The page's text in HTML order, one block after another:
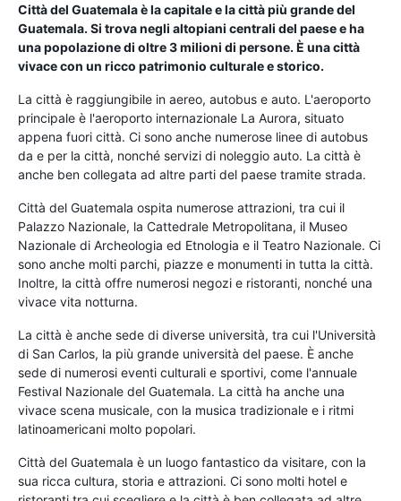
Città del Guatemala è la capitale e la città più grande del
Guatemala. Si trova negli altopiani centrali del paese e ha
una popolazione di oltre 3 milioni di persone. È una città
vivace con un ricco patrimonio culturale e storico.
La città è raggiungibile in aereo, autobus e auto. L'aeroporto
principale è l'aeroporto internazionale La Aurora, situato
appena fuori città. Ci sono anche numerose linee di autobus
da e per la città, nonché servizi di noleggio auto. La città è
anche ben collegata ad altre parti del paese tramite strada.
Città del Guatemala ospita numerose attrazioni, tra cui il
Palazzo Nazionale, la Cattedrale Metropolitana, il Museo
Nazionale di Archeologia ed Etnologia e il Teatro Nazionale. Ci
sono anche molti parchi, piazze e monumenti in tutta la città.
Inoltre, la città offre numerosi negozi e ristoranti, nonché una
vivace vita notturna.
La città è anche sede di diverse università, tra cui l'Università
di San Carlos, la più grande università del paese. È anche
sede di numerosi eventi culturali e sportivi, come l'annuale
Festival Nazionale del Guatemala. La città ha anche una
vivace scena musicale, con la musica tradizionale e i ritmi
latinoamericani molto popolari.
Città del Guatemala è un luogo fantastico da visitare, con la
sua ricca cultura, storia e attrazioni. Ci sono molti hotel e